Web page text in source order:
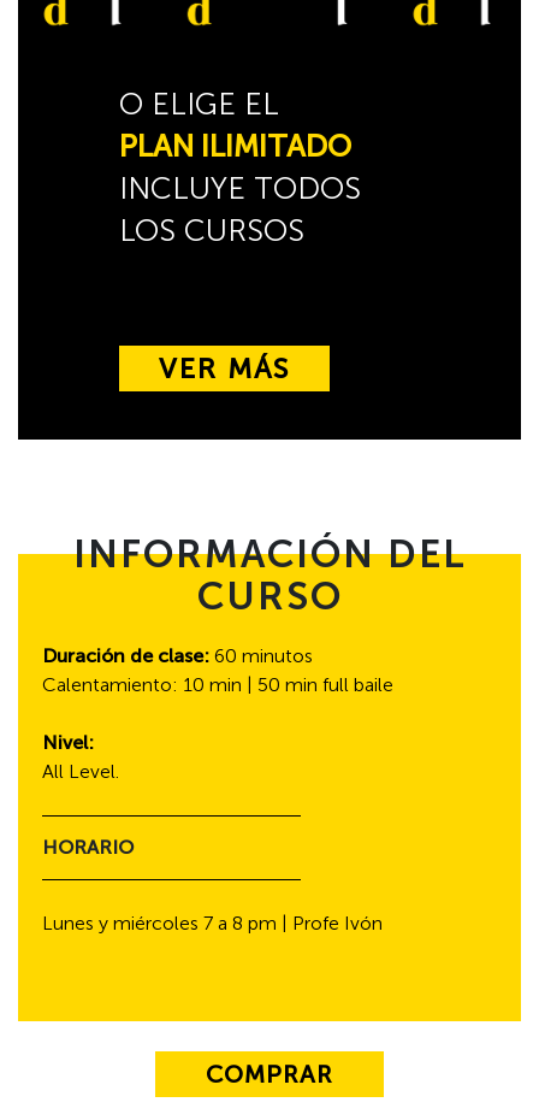
O ELIGE EL
PLAN ILIMITADO
INCLUYE TODOS
LOS CURSOS
VER MÁS
INFORMACIÓN DEL
CURSO
Duración de clase: 60 minutos
Calentamiento: 10 min | 50 min full baile
Nivel:
All Level.
HORARIO
Lunes y miércoles 7 a 8 pm | Profe Ivón
COMPRAR